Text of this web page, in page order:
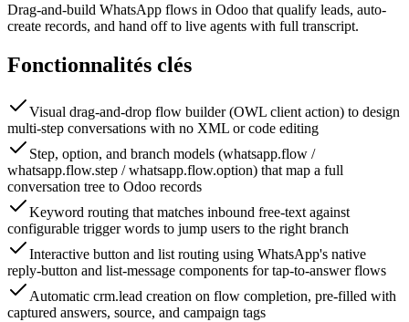
Drag-and-build WhatsApp flows in Odoo that qualify leads, auto-
create records, and hand off to live agents with full transcript.
Fonctionnalités clés
Visual drag-and-drop flow builder (OWL client action) to design
multi-step conversations with no XML or code editing
Step, option, and branch models (whatsapp.flow /
whatsapp.flow.step / whatsapp.flow.option) that map a full
conversation tree to Odoo records
Keyword routing that matches inbound free-text against
configurable trigger words to jump users to the right branch
Interactive button and list routing using WhatsApp's native
reply-button and list-message components for tap-to-answer flows
Automatic crm.lead creation on flow completion, pre-filled with
captured answers, source, and campaign tags